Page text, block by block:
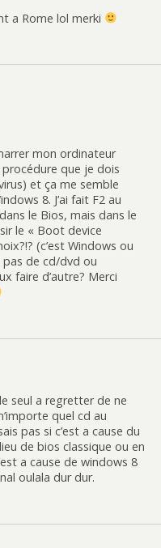
a Rome lol merki
mon ordinateur
que je dois
et ça me semble
8. J’ai fait F2 au
le Bios, mais dans le
le « Boot device
(c’est Windows ou
de cd/dvd ou
faire d’autre? Merci
seul a regretter de ne
quel cd au
pas si c’est a cause du
de bios classique ou en
a cause de windows 8
oulala dur dur.